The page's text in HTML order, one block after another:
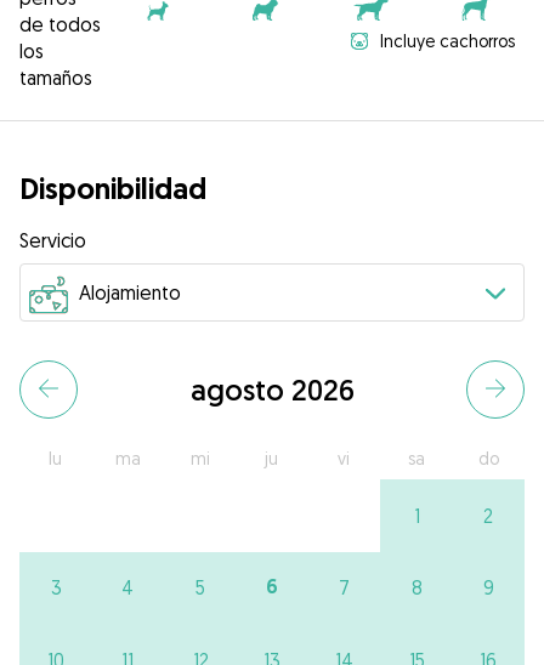
de todos
los
tamaños
Incluye cachorros
Disponibilidad
Servicio
agosto 2026
lu ma mi ju vi sa do
1 2
3 4 5 6 7 8 9
10 11 12 13 14 15 16